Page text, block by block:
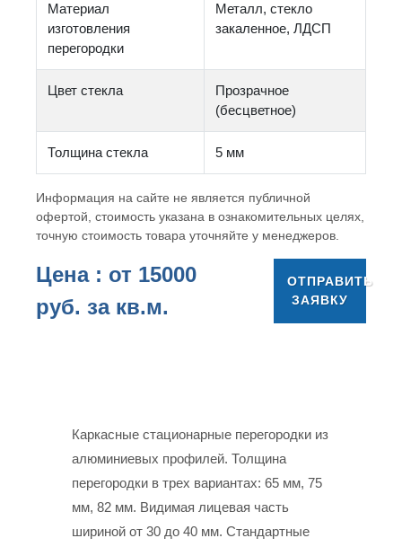
Материал
изготовления
перегородки
Металл, стекло
закаленное, ЛДСП
Цвет стекла
Прозрачное
(бесцветное)
Толщина стекла 5 мм
Информация на сайте не является публичной
офертой, стоимость указана в ознакомительных целях,
точную стоимость товара уточняйте у менеджеров.
Цена : от 15000
руб. за кв.м.
ОТПРАВИТЬ
ЗАЯВКУ
Каркасные стационарные перегородки из
алюминиевых профилей. Толщина
перегородки в трех вариантах: 65 мм, 75
мм, 82 мм. Видимая лицевая часть
шириной от 30 до 40 мм. Стандартные